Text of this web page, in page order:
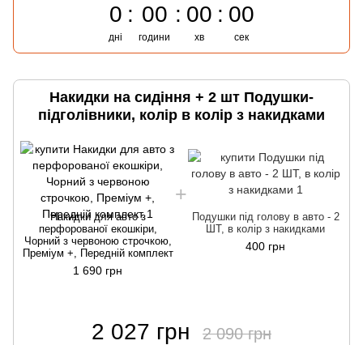
0
дні
00
години
00
хв
00
сек
Накидки на сидіння + 2 шт Подушки-
підголівники, колір в колір з накидками
Накидки для авто з
перфорованої екошкіри,
Чорний з червоною строчкою,
Преміум +, Передній комплект
1 690 грн
Подушки під голову в авто - 2
ШТ, в колір з накидками
400 грн
2 027 грн 2 090 грн